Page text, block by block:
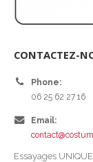
CONTACTEZ-
Phone:
06 25 62 27 16
Email:
Essayages